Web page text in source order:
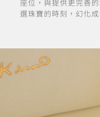
座位，與提供更完善
選珠寶的時刻，幻化成